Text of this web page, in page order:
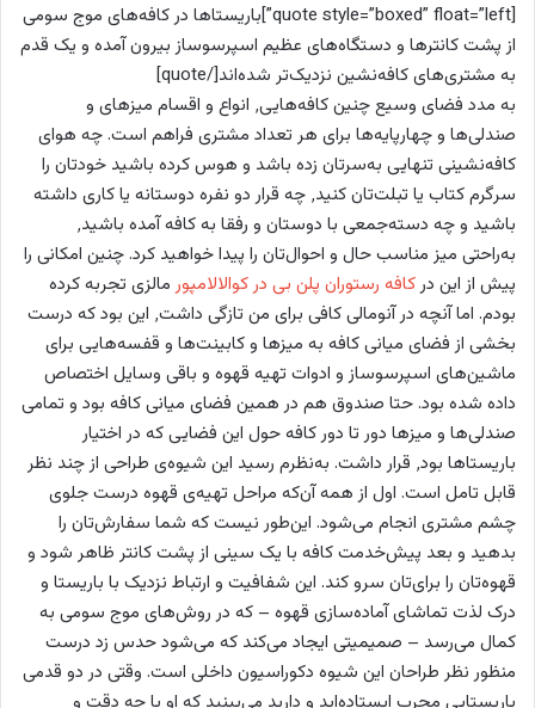
[quote style=”boxed” float=”left”]باریستاها در کافه‌های موج سومی
از پشت کانترها و دستگاه‌های عظیم اسپرسوساز بیرون آمده‌ و یک قدم
به مشتری‌های کافه‌نشین نزدیک‌تر شده‌اند[/quote]
به مدد فضای وسیع چنین کافه‌هایی٬ انواع و اقسام میزهای و
صندلی‌ها و چهارپایه‌ها برای هر تعداد مشتری فراهم است. چه هوای
کافه‌نشینی تنهایی به‌سرتان زده باشد و هوس کرده باشید خودتان را
سرگرم کتاب یا تبلت‌تان کنید٬ چه قرار دو نفره دوستانه یا کاری داشته
باشید و چه دسته‌جمعی با دوستان و رفقا به کافه آمده باشید٬
به‌راحتی میز مناسب حال و احوال‌تان را پیدا خواهید کرد. چنین امکانی را
پیش از این درکافه رستوران پلن بی در کوالالامپورمالزی تجربه کرده
بودم. اما آنچه در آنومالی کافی برای من تازگی داشت٬ این بود که درست
بخشی از فضای میانی کافه به میزها و کابینت‌ها و قفسه‌هایی برای
ماشین‌های اسپرسوساز و ادوات تهیه قهوه و باقی وسایل اختصاص
داده شده بود. حتا صندوق هم در همین فضای میانی کافه بود و تمامی
صندلی‌ها و میزها دور تا دور کافه حول این فضایی که در اختیار
باریستاها بود٬ قرار داشت. به‌نظرم رسید این شیوه‌ی طراحی از چند نظر
قابل تامل است. اول از همه آن‌که مراحل تهیه‌ی قهوه درست جلوی
چشم مشتری انجام می‌شود. این‌طور نیست که شما سفارش‌تان را
بدهید و بعد پیش‌خدمت کافه با یک سینی از پشت کانتر ظاهر شود و
قهوه‌تان را برای‌تان سرو کند. این شفافیت و ارتباط نزدیک با باریستا و
درک لذت تماشای آماده‌سازی قهوه – که در روش‌های موج سومی به
کمال می‌رسد – صمیمیتی ایجاد می‌کند که می‌شود حدس زد درست
منظور نظر طراحان این شیوه دکوراسیون داخلی‌ است. وقتی در دو قدمی
باریستایی مجرب ایستاده‌اید و دارید می‌بینید که او با چه دقت و